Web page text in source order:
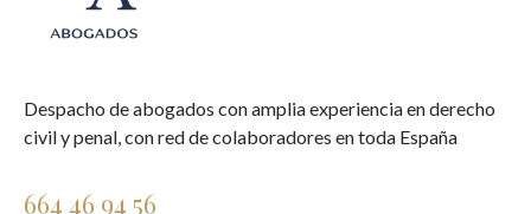
Despacho de abogados con amplia experiencia en derecho
civil y penal, con red de colaboradores en toda España
664 46 94 56